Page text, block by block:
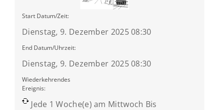
Start Datum/Zeit:
Dienstag, 9. Dezember 2025 08:30
End Datum/Uhrzeit:
Dienstag, 9. Dezember 2025 08:30
Wiederkehrendes
Ereignis:
Jede 1 Woche(e) am Mittwoch Bis